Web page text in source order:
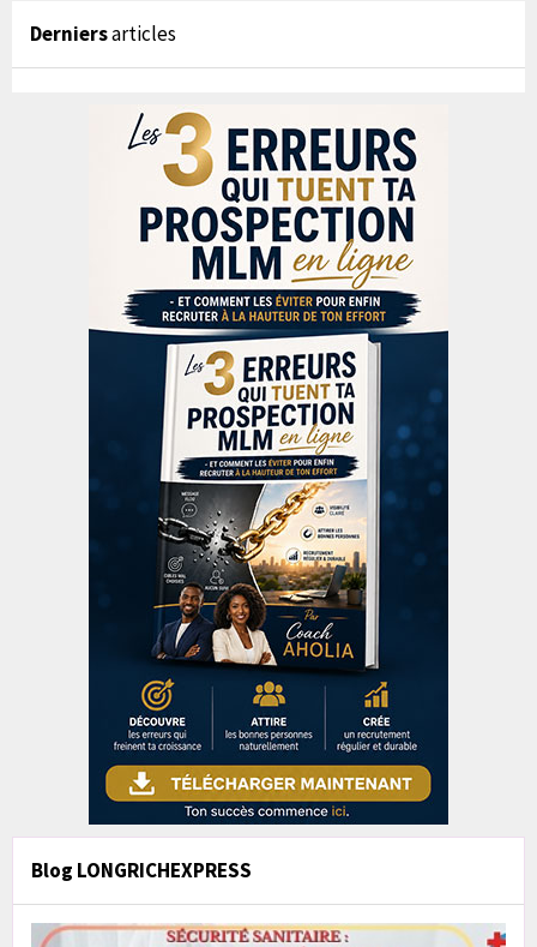
Derniersarticles
Blog LONGRICHEXPRESS